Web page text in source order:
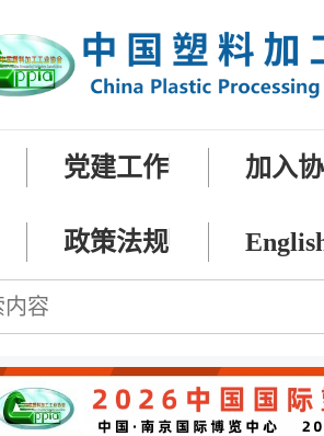
党建工作 加入
政策法规